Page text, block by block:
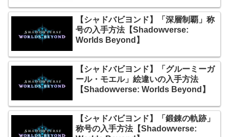
【シャドバビヨンド】「深層制覇」称
号の入手方法【Shadowverse:
Worlds Beyond】
【シャドバビヨンド】「グルーミーガ
ール・モエル」絵違いの入手方法
【Shadowverse: Worlds Beyond】
【シャドバビヨンド】「鍛錬の軌跡」
称号の入手方法【Shadowverse: